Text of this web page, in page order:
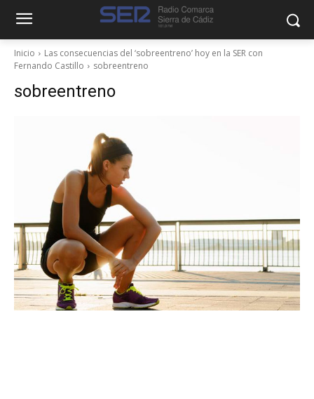
Inicio
Las consecuencias del ‘sobreentreno’ hoy en la SER con
Fernando Castillo
sobreentreno
sobreentreno